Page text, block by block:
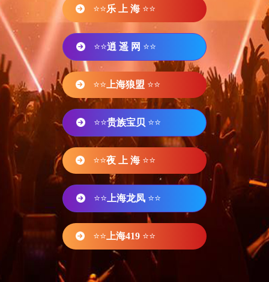
⭐⭐乐 上 海 ⭐⭐
⭐⭐逍 遥 网 ⭐⭐
⭐⭐ 上海狼盟 ⭐⭐
⭐⭐贵族宝贝 ⭐⭐
⭐⭐夜 上 海 ⭐⭐
⭐⭐ 上海龙凤 ⭐⭐
⭐⭐ 上海419 ⭐⭐